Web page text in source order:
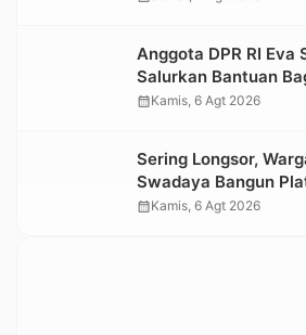
Anggota DPR RI Eva
Salurkan Bantuan
Terdampak Longsor
calendar_monthKamis, 6 Agt 2026
Sering Longsor,
Swadaya Bangun
Jalan Penghubung
calendar_monthKamis, 6 Agt 2026